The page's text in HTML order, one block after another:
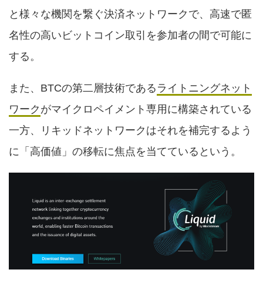
と様々な機関を繋ぐ決済ネットワークで、高速で匿
名性の高いビットコイン取引を参加者の間で可能に
する。
また、BTCの第二層技術である ライトニングネット
ワーク がマイクロペイメント専用に構築されている
一方、リキッドネットワークはそれを補完するよう
に「高価値」の移転に焦点を当てているという。